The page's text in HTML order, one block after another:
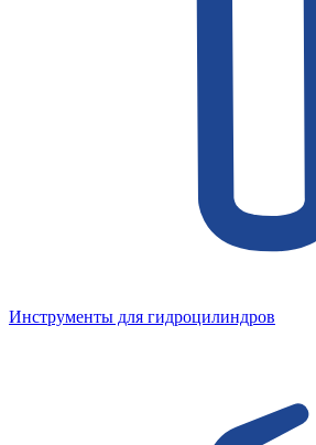
Инструменты для гидроцилиндров